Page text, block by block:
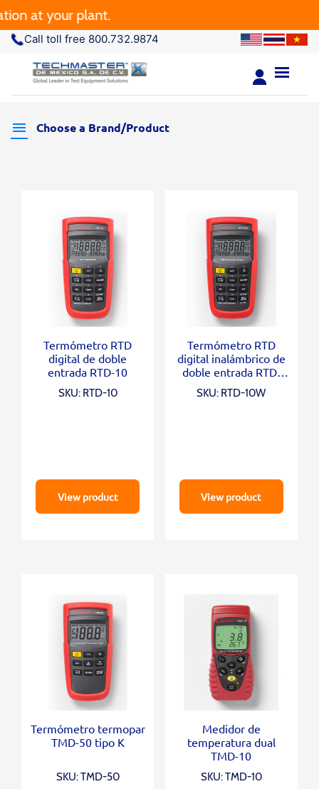
at your plant.
Call toll free 800.732.9874
Termómetro RTD
digital de doble
entrada RTD-10
SKU: RTD-10
View product
Termómetro RTD
digital inalámbrico de
doble entrada RTD-
SKU: RTD-10W
View product
Termómetro termopar
TMD-50 tipo K
SKU: TMD-50
Medidor de
temperatura dual
TMD-10
SKU: TMD-10
Choose a Brand/Product